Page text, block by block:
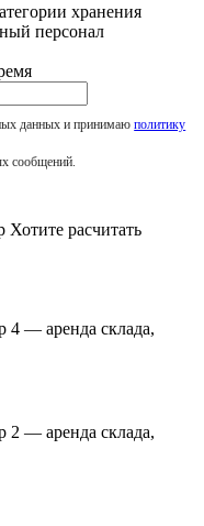
хранения
персонал
данных и принимаюполитику
сообщений.
Хотите расчитать